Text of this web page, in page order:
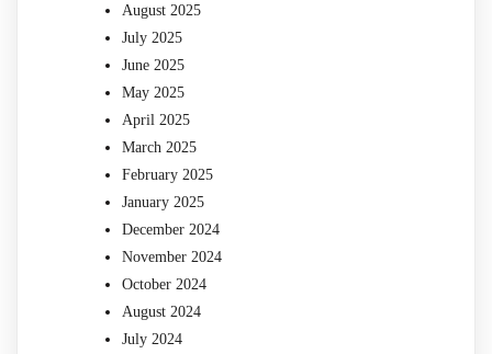
August 2025
July 2025
June 2025
May 2025
April 2025
March 2025
February 2025
January 2025
December 2024
November 2024
October 2024
August 2024
July 2024